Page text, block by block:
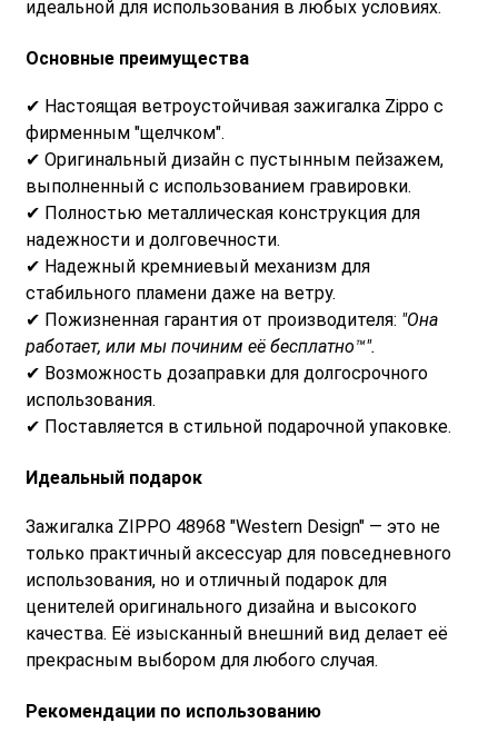
идеальной для использования в любых условиях.
Основные преимущества
✔ Настоящая ветроустойчивая зажигалка Zippo с
фирменным "щелчком".
✔ Оригинальный дизайн с пустынным пейзажем,
выполненный с использованием гравировки.
✔ Полностью металлическая конструкция для
надежности и долговечности.
✔ Надежный кремниевый механизм для
стабильного пламени даже на ветру.
✔ Пожизненная гарантия от производителя: "Она
работает, или мы починим её бесплатно™".
✔ Возможность дозаправки для долгосрочного
использования.
✔ Поставляется в стильной подарочной упаковке.
Идеальный подарок
Зажигалка ZIPPO 48968 "Western Design" — это не
только практичный аксессуар для повседневного
использования, но и отличный подарок для
ценителей оригинального дизайна и высокого
качества. Её изысканный внешний вид делает её
прекрасным выбором для любого случая.
Рекомендации по использованию